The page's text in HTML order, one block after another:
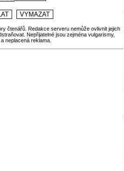
čtenářů. Redakce serveru nemůže ovlivnit jejich
Nepřijatelné jsou zejména vulgarismy,
neplacená reklama.